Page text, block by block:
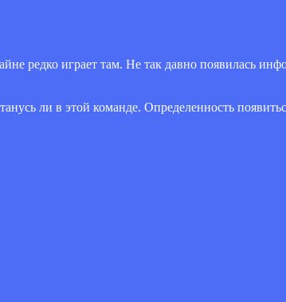
редко играет там. Не так давно появилась
ли в этой команде. Определенность